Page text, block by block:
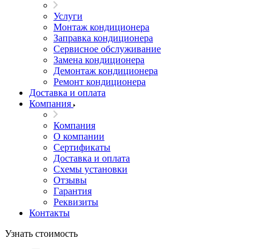
Услуги
Монтаж кондиционера
Заправка кондиционера
Сервисное обслуживание
Замена кондиционера
Демонтаж кондиционера
Ремонт кондиционера
Доставка и оплата
Компания
Компания
О компании
Сертификаты
Доставка и оплата
Схемы установки
Отзывы
Гарантия
Реквизиты
Контакты
Узнать стоимость